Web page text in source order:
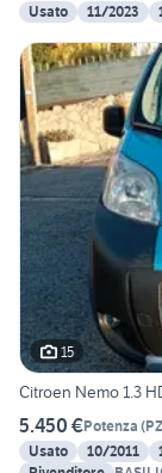
Usato
11/2023
15
Citroen Nemo 1.3
5.450 €Potenza (PZ
Usato
10/2011